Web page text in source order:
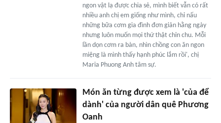
ngon vật lạ được chia sẻ, mình biết vẫn có rất
nhiều anh chị em giống như mình, chỉ nấu
những bữa cơm gia đình đơn giản hằng ngày
nhưng luôn muốn mọi thứ thật chỉn chu. Mỗi
lần dọn cơm ra bàn, nhìn chồng con ăn ngon
miệng là mình thấy hạnh phúc lắm rồi', chị
Maria Phuong Anh tâm sự.
Món ăn từng được xem là 'của để
dành' của người dân quê Phương
Oanh